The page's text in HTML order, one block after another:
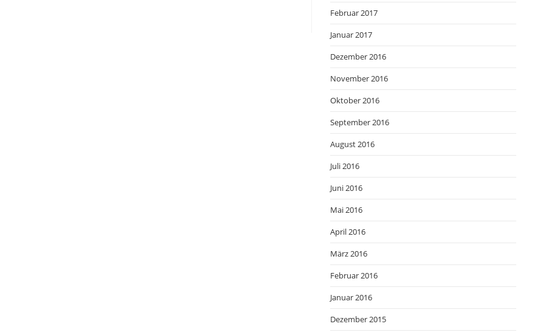
Februar 2017
Januar 2017
Dezember 2016
November 2016
Oktober 2016
September 2016
August 2016
Juli 2016
Juni 2016
Mai 2016
April 2016
März 2016
Februar 2016
Januar 2016
Dezember 2015